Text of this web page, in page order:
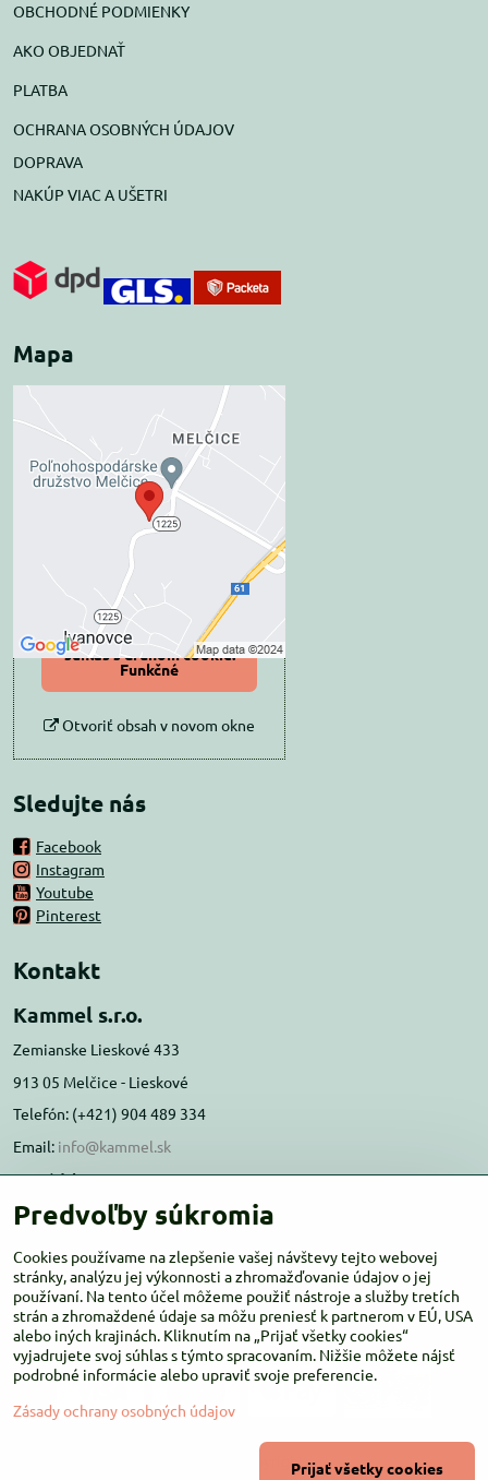
OBCHODNÉ PODMIENKY
AKO OBJEDNAŤ
PLATBA
OCHRANA OSOBNÝCH ÚDAJOV
DOPRAVA
NAKÚP VIAC A UŠETRI
Mapa
Externý obsah je
blokovaný Voľbami
súkromia
Prajete si načítať externý obsah?
Povoliť tentokrát
Povoliť a zapamätať -
súhlas s druhom cookie:
Funkčné
Otvoriť obsah v novom okne
Sledujte nás
Facebook
Instagram
Youtube
Pinterest
Kontakt
Kammel s.r.o.
Zemianske Lieskové 433
913 05 Melčice - Lieskové
Telefón: (+421) 904 489 334
Email: info@kammel.sk
Prevádzka:
Administratívna budova PD Melčice
Otváracie hodiny:PO-ŠT 8:00 - 16:00
PIA-NE Zatvorené
Copyright
Predvoľby súkromia
Cookies používame na zlepšenie vašej návštevy tejto webovej
stránky, analýzu jej výkonnosti a zhromažďovanie údajov o jej
používaní. Na tento účel môžeme použiť nástroje a služby tretích
strán a zhromaždené údaje sa môžu preniesť k partnerom v EÚ, USA
alebo iných krajinách. Kliknutím na „Prijať všetky cookies“
vyjadrujete svoj súhlas s týmto spracovaním. Nižšie môžete nájsť
podrobné informácie alebo upraviť svoje preferencie.
Zásady ochrany osobných údajov
Prijať všetky cookies